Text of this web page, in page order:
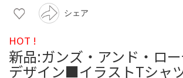
シェア
HOT !
新品:ガンズ・アンド・ロ
デザイン■イラストTシャ